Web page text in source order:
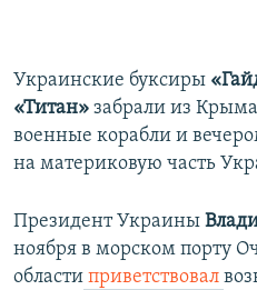
Украинские буксиры
«Титан» забрали из
военные корабли и
на материковую часть
Президент Украины
ноября в морском порту
области приветствовал